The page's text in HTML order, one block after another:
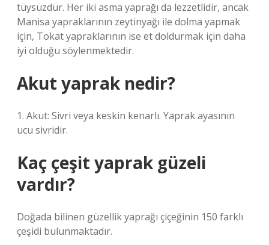
tüysüzdür. Her iki asma yaprağı da lezzetlidir, ancak
Manisa yapraklarının zeytinyağı ile dolma yapmak
için, Tokat yapraklarının ise et doldurmak için daha
iyi olduğu söylenmektedir.
Akut yaprak nedir?
1. Akut: Sivri veya keskin kenarlı. Yaprak ayasının
ucu sivridir.
Kaç çeşit yaprak güzeli
vardır?
Doğada bilinen güzellik yaprağı çiçeğinin 150 farklı
çeşidi bulunmaktadır.